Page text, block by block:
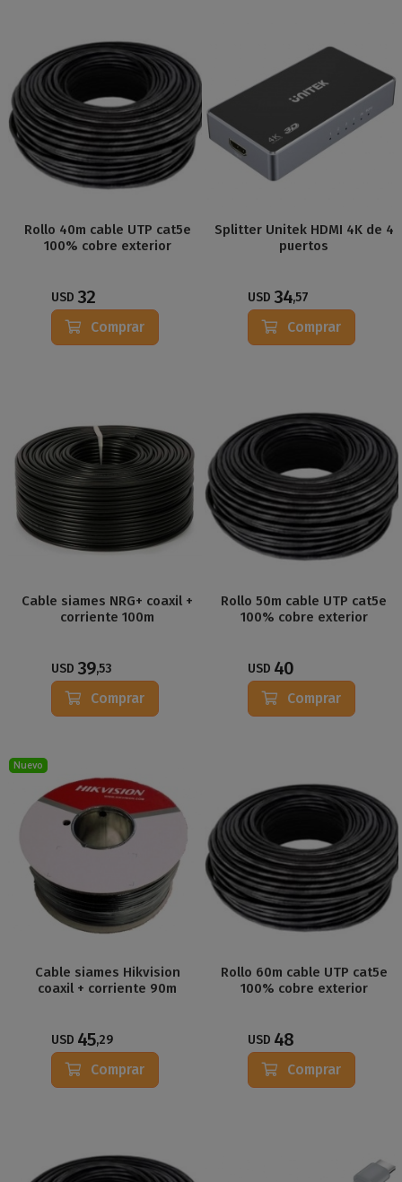
Rollo 40m cable UTP cat5e
100% cobre exterior
USD 32
Comprar
Splitter Unitek HDMI 4K de 4
puertos
USD 34,57
Comprar
Cable siames NRG+ coaxil +
corriente 100m
USD 39,53
Comprar
Rollo 50m cable UTP cat5e
100% cobre exterior
USD 40
Comprar
Nuevo
Cable siames Hikvision
coaxil + corriente 90m
USD 45,29
Comprar
Rollo 60m cable UTP cat5e
100% cobre exterior
USD 48
Comprar